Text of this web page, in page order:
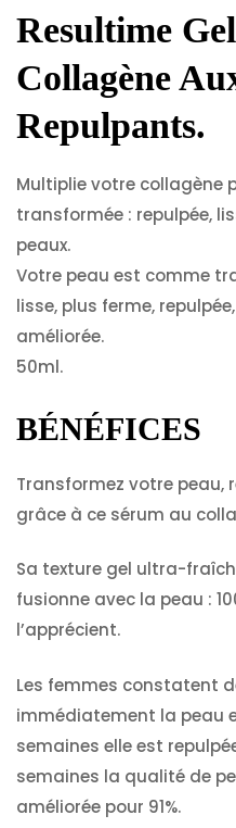
Resultime
Collagène
Repulpants.
Multiplie votre collagène
transformée : repulpée,
peaux.
Votre peau est comme
lisse, plus ferme,
améliorée.
50ml.
BÉNÉFICES
Transformez votre peau,
grâce à ce sérum au
Sa texture gel ultra-
fusionne avec la peau :
l’apprécient.
Les femmes constatent
immédiatement la peau
semaines elle est
semaines la qualité de
améliorée pour 91%.